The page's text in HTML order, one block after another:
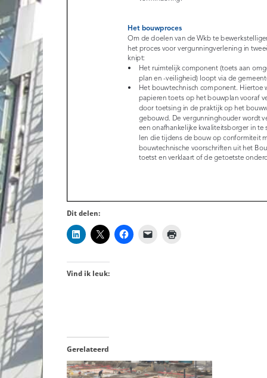
Dit delen:
Vind ik leuk:
Gerelateerd